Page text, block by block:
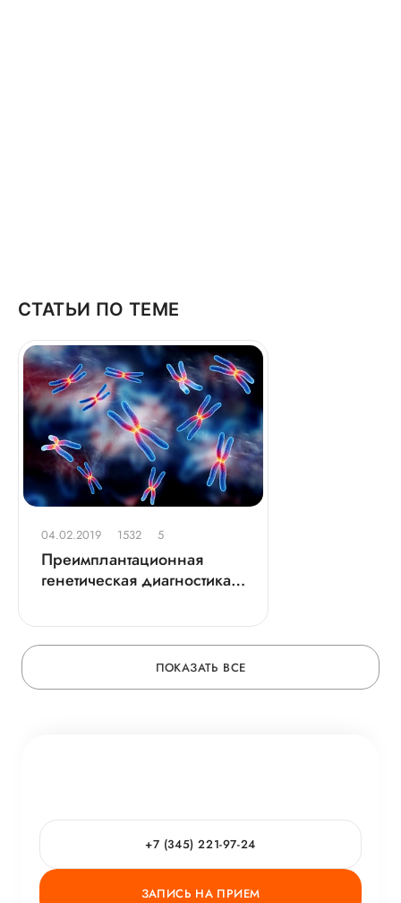
СТАТЬИ ПО ТЕМЕ
04.02.2019 1532 5
Преимплантационная
генетическая диагностика
ПОКАЗАТЬ ВСЕ
+7 (345) 221-97-24
ЗАПИСЬ НА ПРИЕМ